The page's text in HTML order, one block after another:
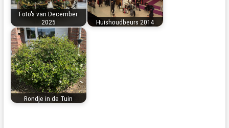
Foto's van December
2025
Huishoudbeurs 2014
Rondje in de Tuin